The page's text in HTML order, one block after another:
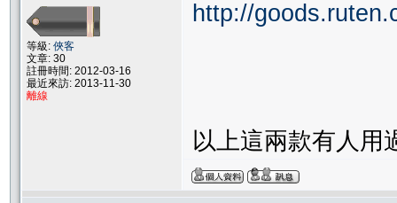
等級: 俠客
文章: 30
註冊時間: 2012-03-16
最近來訪: 2013-11-30
離線
http://
以上這兩款有人用